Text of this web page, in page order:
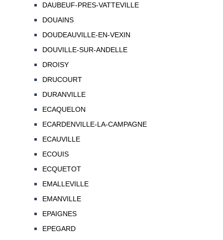
DAUBEUF-PRES-VATTEVILLE
DOUAINS
DOUDEAUVILLE-EN-VEXIN
DOUVILLE-SUR-ANDELLE
DROISY
DRUCOURT
DURANVILLE
ECAQUELON
ECARDENVILLE-LA-CAMPAGNE
ECAUVILLE
ECOUIS
ECQUETOT
EMALLEVILLE
EMANVILLE
EPAIGNES
EPEGARD